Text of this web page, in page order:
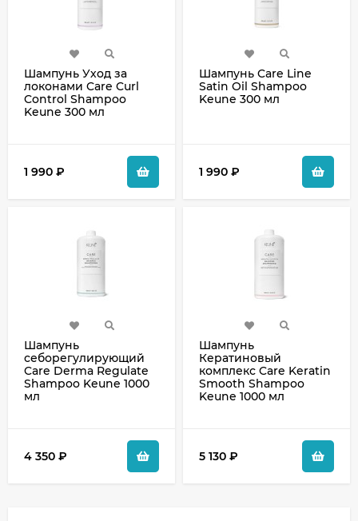
Шампунь Уход за
локонами Care Curl
Control Shampoo
Keune 300 мл
1 990 ₽
Шампунь Care Line
Satin Oil Shampoo
Keune 300 мл
1 990 ₽
Шампунь
себорегулирующий
Care Derma Regulate
Shampoo Keune 1000
мл
4 350 ₽
Шампунь
Кератиновый
комплекс Care Keratin
Smooth Shampoo
Keune 1000 мл
5 130 ₽